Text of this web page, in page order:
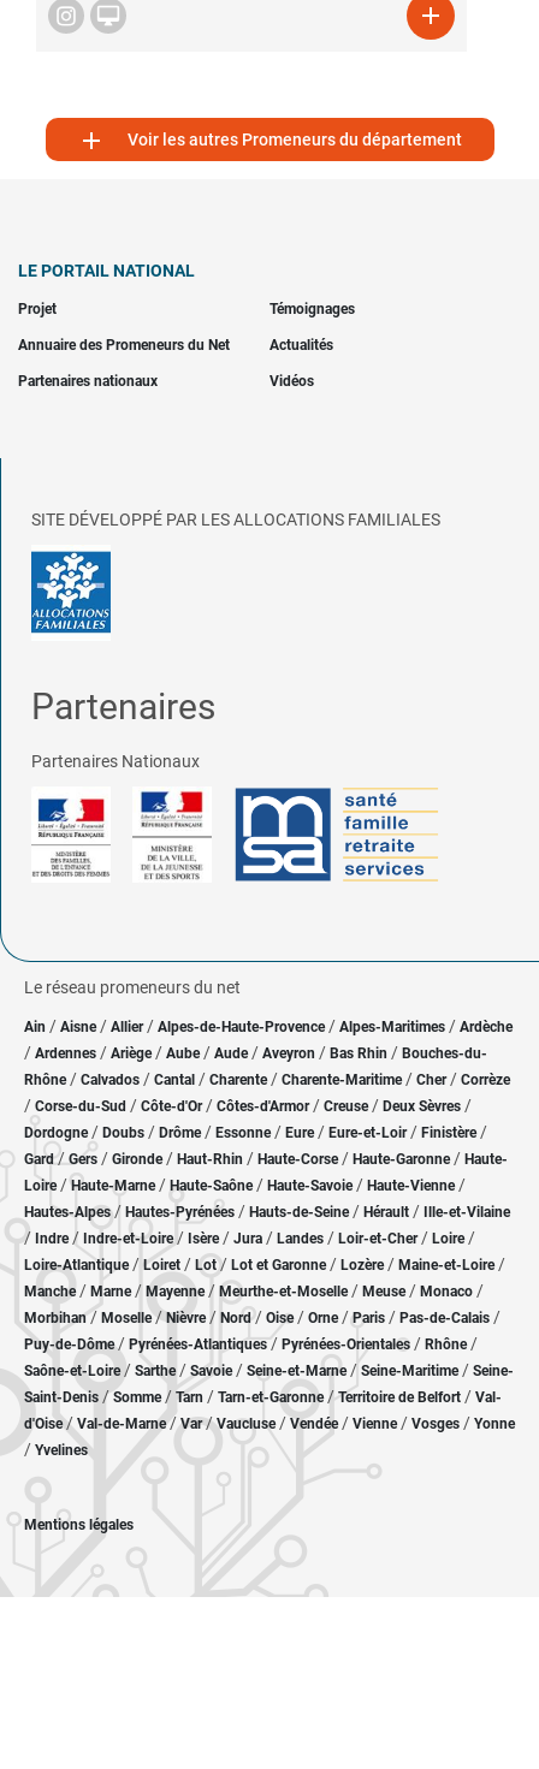
 
 Voir les autres Promeneurs du département
LE PORTAIL NATIONAL
Projet Témoignages
Annuaire des Promeneurs du Net Actualités
Partenaires nationaux Vidéos
SITE DÉVELOPPÉ PAR LES ALLOCATIONS FAMILIALES
Partenaires
Partenaires Nationaux
Le réseau promeneurs du net
Ain / Aisne/ Allier/ Alpes-de-Haute-Provence / Alpes-Maritimes / Ardèche
/ Ardennes / Ariège/ Aube/ Aude / Aveyron / Bas Rhin / Bouches-du-
Rhône/ Calvados / Cantal / Charente / Charente-Maritime/ Cher / Corrèze
/ Corse-du-Sud / Côte-d'Or / Côtes-d'Armor/ Creuse/ Deux Sèvres /
Dordogne/ Doubs / Drôme/ Essonne / Eure/ Eure-et-Loir / Finistère/
Gard/Gers / Gironde/ Haut-Rhin / Haute-Corse/ Haute-Garonne/ Haute-
Loire/Haute-Marne/ Haute-Saône/ Haute-Savoie/ Haute-Vienne/
Hautes-Alpes/ Hautes-Pyrénées / Hauts-de-Seine/ Hérault / Ille-et-Vilaine
/ Indre/ Indre-et-Loire/ Isère/ Jura / Landes / Loir-et-Cher/ Loire/
Loire-Atlantique/ Loiret / Lot/ Lot et Garonne/ Lozère / Maine-et-Loire/
Manche/ Marne/ Mayenne/ Meurthe-et-Moselle/ Meuse/ Monaco /
Morbihan/ Moselle/ Nièvre / Nord/ Oise / Orne/Paris / Pas-de-Calais /
Puy-de-Dôme/ Pyrénées-Atlantiques / Pyrénées-Orientales / Rhône/
Saône-et-Loire/ Sarthe/ Savoie/ Seine-et-Marne/ Seine-Maritime/ Seine-
Saint-Denis /Somme/ Tarn / Tarn-et-Garonne/Territoire de Belfort / Val-
d'Oise/ Val-de-Marne/Var/Vaucluse/ Vendée/ Vienne/ Vosges / Yonne
/ Yvelines
Mentions légales